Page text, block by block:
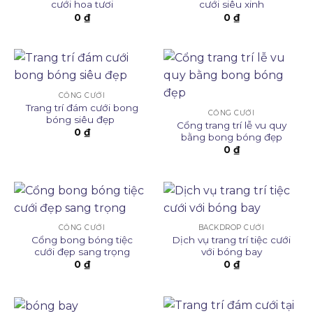
cưới hoa tươi
0 ₫
cưới siêu xinh
0 ₫
CỔNG CƯỚI
Trang trí đám cưới bong
bóng siêu đẹp
0 ₫
CỔNG CƯỚI
Cổng trang trí lễ vu quy
bằng bong bóng đẹp
0 ₫
CỔNG CƯỚI
Cổng bong bóng tiệc
cưới đẹp sang trọng
0 ₫
BACKDROP CƯỚI
Dịch vụ trang trí tiệc cưới
với bóng bay
0 ₫